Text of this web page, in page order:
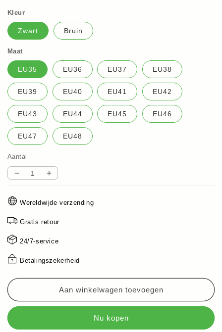
Kleur
Zwart Bruin
Maat
EU35 EU36 EU37 EU38
EU39 EU40 EU41 EU42
EU43 EU44 EU45 EU46
EU47 EU48
Aantal
Aantal
voor
Gevoerde
Zakelijke
voor
Aantal
voor
Gevoerde
Zakelijke
voor
Wereldwijde verzending
Gratis retour
24/7-service
Betalingszekerheid
Aan winkelwagen toevoegen